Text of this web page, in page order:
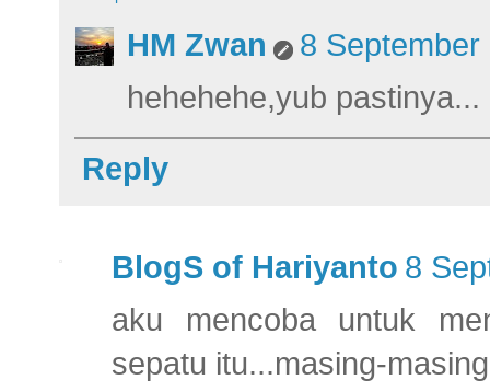
HM Zwan
8
hehehehe,yub pastinya...
Reply
BlogS of Hariyanto 8
aku mencoba untuk
sepatu itu...masing-